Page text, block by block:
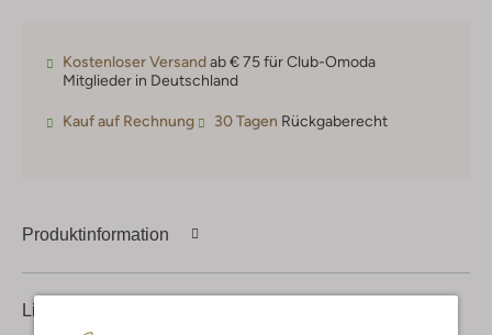
Kostenloser Versandab € 75 für Club-Omoda
Mitglieder in Deutschland
Kauf auf Rechnung 30 Tagen Rückgaberecht
Produktinformation
Lieferung & Rückgabe